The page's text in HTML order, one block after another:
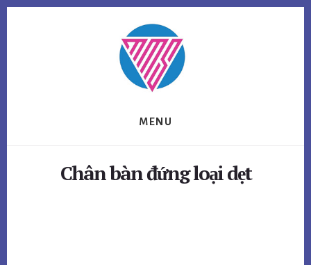
MENU
Chân bàn đứng loại dẹt